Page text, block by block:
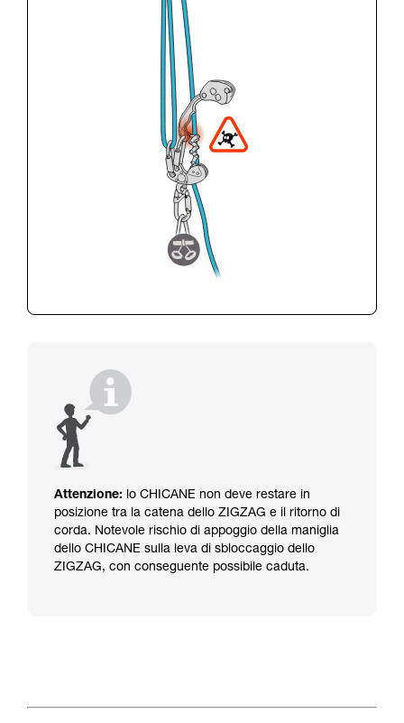
Attenzione: lo CHICANE non deve restare in
posizione tra la catena dello ZIGZAG e il ritorno di
corda. Notevole rischio di appoggio della maniglia
dello CHICANE sulla leva di sbloccaggio dello
ZIGZAG, con conseguente possibile caduta.